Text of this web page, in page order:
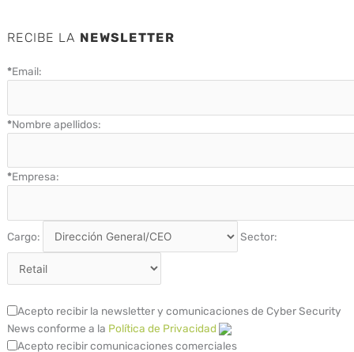
RECIBE LA NEWSLETTER
*Email:
*Nombre apellidos:
*Empresa:
Cargo: Sector:
Acepto recibir la newsletter y comunicaciones de Cyber Security
News conforme a la Política de Privacidad
Acepto recibir comunicaciones comerciales